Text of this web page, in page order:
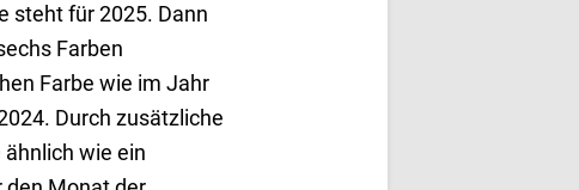
steht für 2025. Dann
Farben
Farbe wie im Jahr
Durch zusätzliche
wie ein